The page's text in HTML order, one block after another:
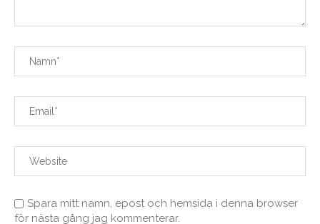
Spara mitt namn, epost och hemsida i denna browser
för nästa gång jag kommenterar.